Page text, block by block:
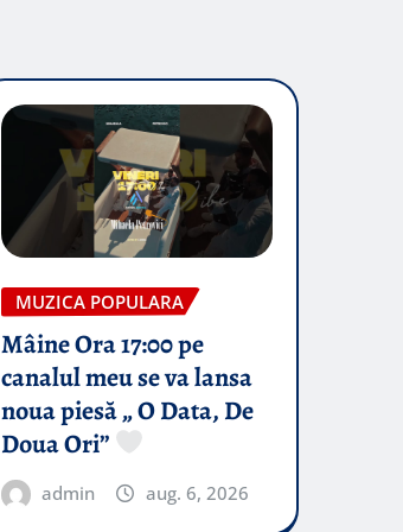
MUZICA POPULARA
Mâine Ora 17:00 pe
canalul meu se va lansa
noua piesă „ O Data, De
Doua Ori”
admin aug. 6, 2026